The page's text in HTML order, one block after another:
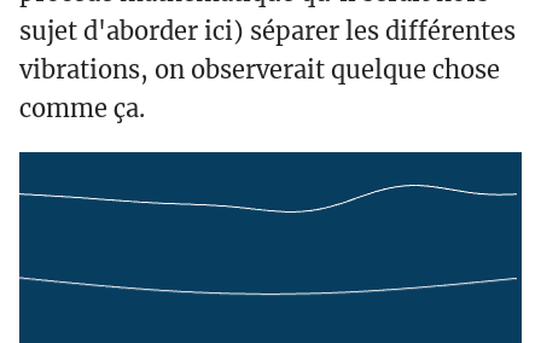
sujet d'aborder ici) séparer les différentes
vibrations, on observerait quelque chose
comme ça.